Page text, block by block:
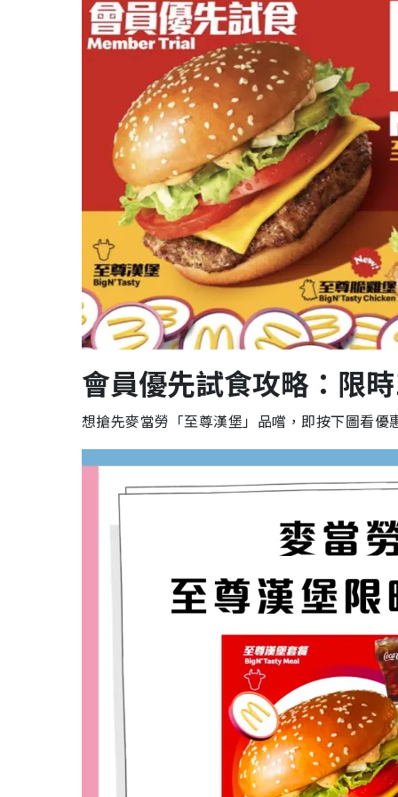
會員優先試食攻略：限
想搶先麥當勞「至尊漢堡」品嚐，即按下圖看優